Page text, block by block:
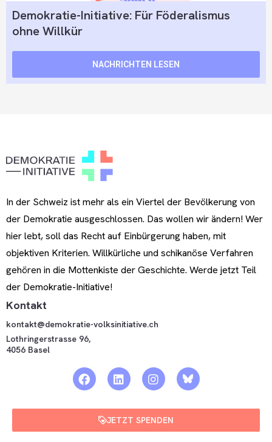
Demokratie-Initiative: Für Föderalismus
ohne Willkür
NACHRICHTEN LESEN
In der Schweiz ist mehr als ein Viertel der Bevölkerung von
der Demokratie ausgeschlossen. Das wollen wir ändern! Wer
hier lebt, soll das Recht auf Einbürgerung haben, mit
objektiven Kriterien. Willkürliche und schikanöse Verfahren
gehören in die Mottenkiste der Geschichte. Werde jetzt Teil
der Demokratie-Initiative!
Kontakt
kontakt@demokratie-volksinitiative.ch
Lothringerstrasse 96,
4056 Basel
JETZT SPENDEN